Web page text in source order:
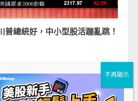
普總統好，中小型股活蹦亂跳！